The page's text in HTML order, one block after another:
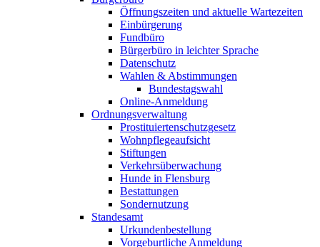
Öffnungszeiten und aktuelle Wartezeiten
Einbürgerung
Fundbüro
Bürgerbüro in leichter Sprache
Datenschutz
Wahlen & Abstimmungen
Bundestagswahl
Online-Anmeldung
Ordnungsverwaltung
Prostituiertenschutzgesetz
Wohnpflegeaufsicht
Stiftungen
Verkehrsüberwachung
Hunde in Flensburg
Bestattungen
Sondernutzung
Standesamt
Urkundenbestellung
Vorgeburtliche Anmeldung